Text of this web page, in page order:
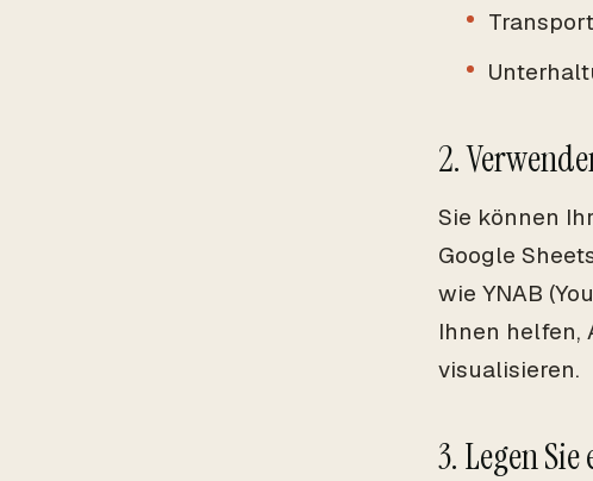
Transport
2.
Sie können
Google
wie YNAB
Ihnen helfen,
visualisieren.
3. Legen